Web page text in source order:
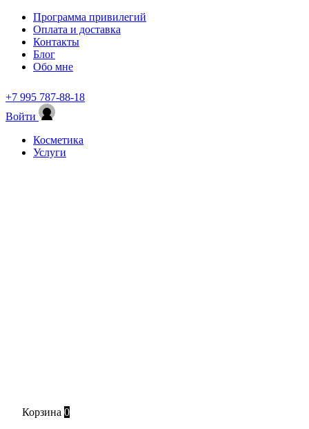
Программа привилегий
Оплата и доставка
Контакты
Блог
Обо мне
+7 995 787-88-18
Войти
Косметика
Услуги
Корзина 0